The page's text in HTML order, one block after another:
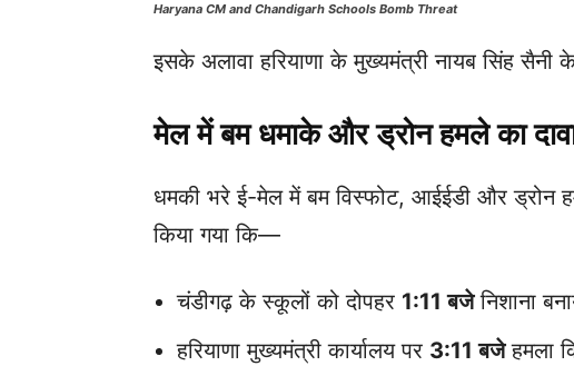
Haryana CM and Chandigarh Schools Bomb Threat
इसके अलावा हरियाणा के मुख्यमंत्री नायब सिंह सैनी
मेल में बम धमाके और ड्रोन हमले का
धमकी भरे ई-मेल में बम विस्फोट, आईईडी और ड्रोन
किया गया कि—
चंडीगढ़ के स्कूलों को दोपहर 1:11 बजेनिशाना
हरियाणा मुख्यमंत्री कार्यालय पर 3:11 बजेहमला